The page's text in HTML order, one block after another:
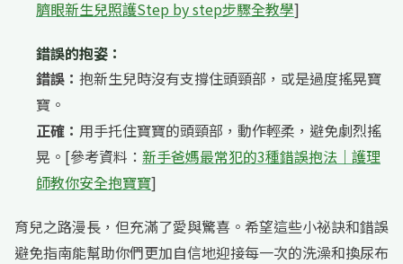
臍眼新生兒照護Step by step步驟全教學]
錯誤的抱姿：
錯誤： 抱新生兒時沒有支撐住頭頸部，或是過度搖晃寶
寶。
正確： 用手托住寶寶的頭頸部，動作輕柔，避免劇烈搖
晃。[參考資料： 新手爸媽最常犯的3種錯誤抱法｜護理
師教你安全抱寶寶]
育兒之路漫長，但充滿了愛與驚喜。希望這些小祕訣和錯誤
避免指南能幫助你們更加自信地迎接每一次的洗澡和換尿布